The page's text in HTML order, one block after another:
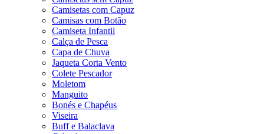
Camisetas com Capuz
Camisas com Botão
Camiseta Infantil
Calça de Pesca
Capa de Chuva
Jaqueta Corta Vento
Colete Pescador
Moletom
Manguito
Bonés e Chapéus
Viseira
Buff e Balaclava